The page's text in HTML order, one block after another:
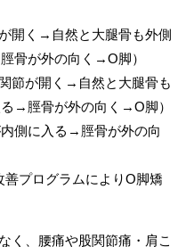
開く→自然と大腿骨も外側
骨が外の向く→O脚）
節が開く→自然と大腿骨も
→脛骨が外の向く→O脚）
側に入る→脛骨が外の向
プログラムによりO脚矯
く、腰痛や股関節痛・肩こ